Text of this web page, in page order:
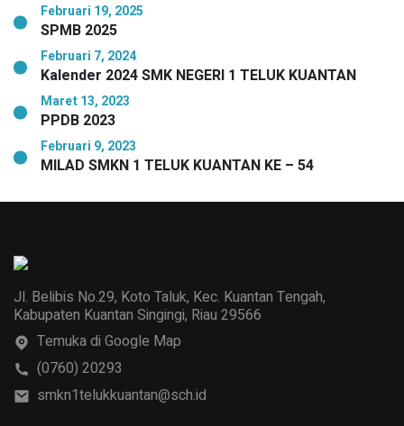
Februari 19, 2025
SPMB 2025
Februari 7, 2024
Kalender 2024 SMK NEGERI 1 TELUK KUANTAN
Maret 13, 2023
PPDB 2023
Februari 9, 2023
MILAD SMKN 1 TELUK KUANTAN KE – 54
Jl. Belibis No.29, Koto Taluk, Kec. Kuantan Tengah,
Kabupaten Kuantan Singingi, Riau 29566
Temuka di Google Map
(0760) 20293
smkn1telukkuantan@sch.id